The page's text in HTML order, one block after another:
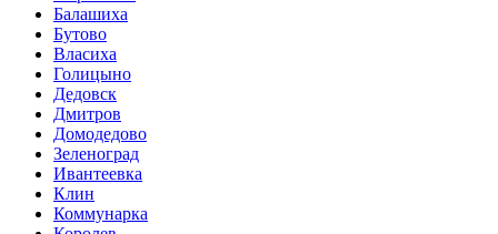
Балашиха
Бутово
Власиха
Голицыно
Дедовск
Дмитров
Домодедово
Зеленоград
Ивантеевка
Клин
Коммунарка